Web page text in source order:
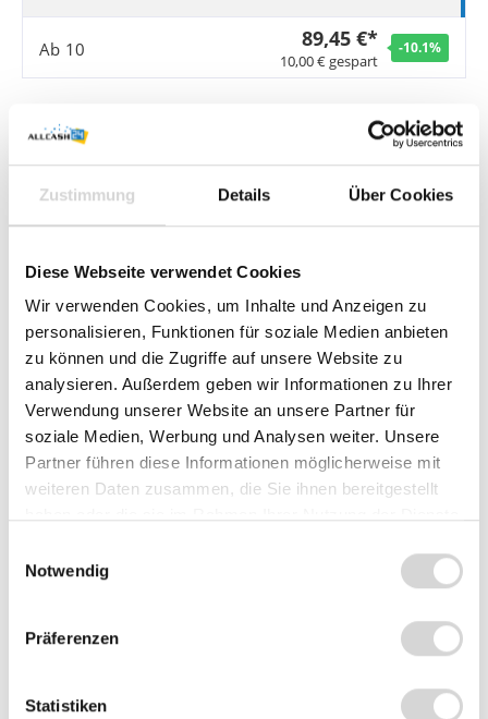
Zustimmung Details Über Cookies
Diese Webseite verwendet Cookies
Wir verwenden Cookies, um Inhalte und Anzeigen zu
personalisieren, Funktionen für soziale Medien anbieten
zu können und die Zugriffe auf unsere Website zu
analysieren. Außerdem geben wir Informationen zu Ihrer
Verwendung unserer Website an unsere Partner für
soziale Medien, Werbung und Analysen weiter. Unsere
Partner führen diese Informationen möglicherweise mit
weiteren Daten zusammen, die Sie ihnen bereitgestellt
Notwendig
Präferenzen
Statistiken
Ab 10 89,45 €*
10,00 € gespart
-10.1%
Preise exkl. MwSt. zzgl. Versandkosten
nur Halteplatte
Stack + Halteplatte
Standrohr 120mm + Halteplatte
Standrohr 300mm + Halteplatte
LowProfile 40mm + Halteplatte
Wandhalterung + Halteplatte